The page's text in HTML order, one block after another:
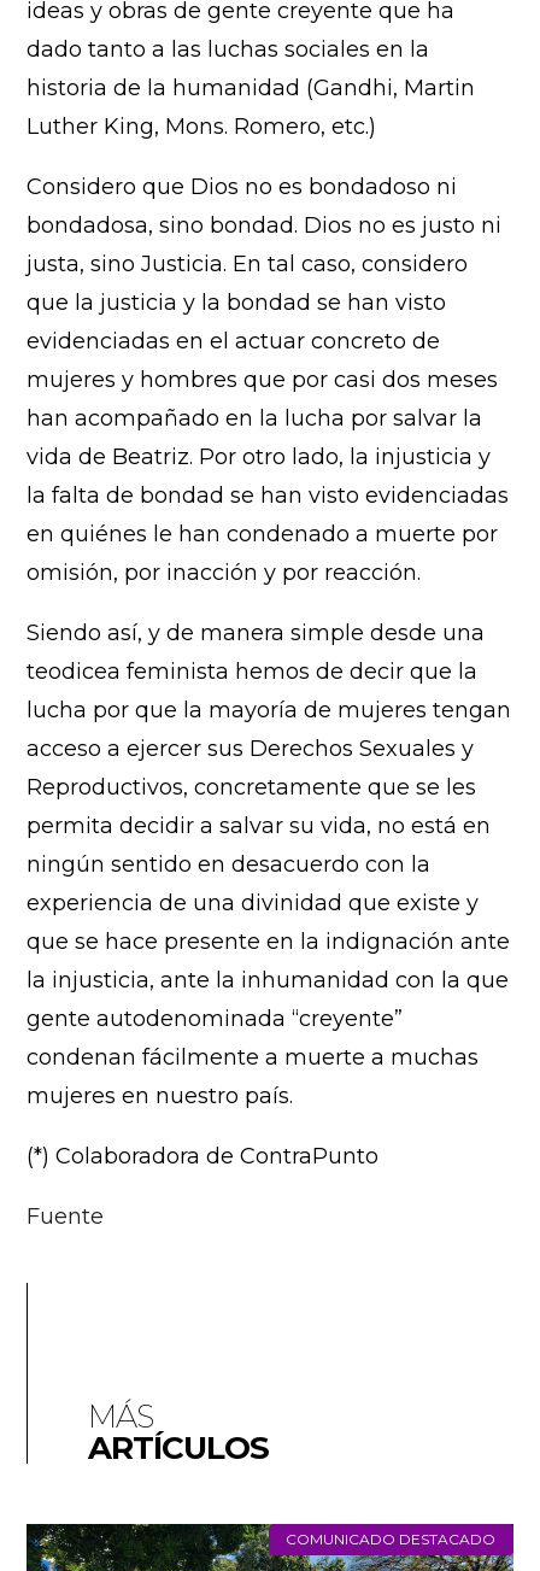
ideas y obras de gente creyente que ha
dado tanto a las luchas sociales en la
historia de la humanidad (Gandhi, Martin
Luther King, Mons. Romero, etc.)
Considero que Dios no es bondadoso ni
bondadosa, sino bondad. Dios no es justo ni
justa, sino Justicia. En tal caso, considero
que la justicia y la bondad se han visto
evidenciadas en el actuar concreto de
mujeres y hombres que por casi dos meses
han acompañado en la lucha por salvar la
vida de Beatriz. Por otro lado, la injusticia y
la falta de bondad se han visto evidenciadas
en quiénes le han condenado a muerte por
omisión, por inacción y por reacción.
Siendo así, y de manera simple desde una
teodicea feminista hemos de decir que la
lucha por que la mayoría de mujeres tengan
acceso a ejercer sus Derechos Sexuales y
Reproductivos, concretamente que se les
permita decidir a salvar su vida, no está en
ningún sentido en desacuerdo con la
experiencia de una divinidad que existe y
que se hace presente en la indignación ante
la injusticia, ante la inhumanidad con la que
gente autodenominada “creyente”
condenan fácilmente a muerte a muchas
mujeres en nuestro país.
(*) Colaboradora de ContraPunto
Fuente
MÁS
ARTÍCULOS
COMUNICADO DESTACADO